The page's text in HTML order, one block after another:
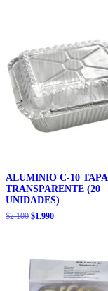
ALUMINIO C-10 TAPA
TRANSPARENTE (20
UNIDADES)
$2.100 El
$2.100.
$1.990El
$1.990.